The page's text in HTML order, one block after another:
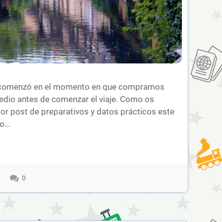
en el momento en que compramos
antes de comenzar el viaje. Como os
post de preparativos y datos prácticos este
0